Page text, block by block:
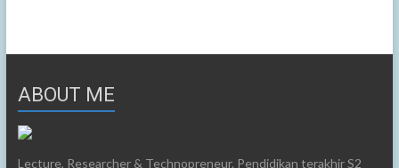
ABOUT ME
Lecture, Researcher & Technopreneur. Pendidikan terakhir S2